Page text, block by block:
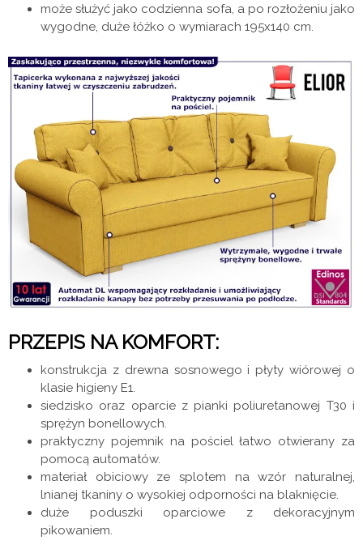
może służyć jako codzienna sofa, a po rozłożeniu jako
wygodne, duże łóżko o wymiarach 195x140 cm.
PRZEPIS NA KOMFORT:
konstrukcja z drewna sosnowego i płyty wiórowej o
klasie higieny E1.
siedzisko oraz oparcie z pianki poliuretanowej T30 i
sprężyn bonellowych.
praktyczny pojemnik na pościel łatwo otwierany za
pomocą automatów.
materiał obiciowy ze splotem na wzór naturalnej,
lnianej tkaniny o wysokiej odporności na blaknięcie.
duże poduszki oparciowe z dekoracyjnym
pikowaniem.